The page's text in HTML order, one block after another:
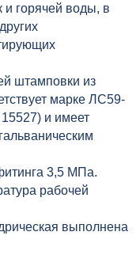
и горячей воды, в
штамповки из
марке ЛС59-
и имеет
3,5 МПа.
рабочей
выполнена